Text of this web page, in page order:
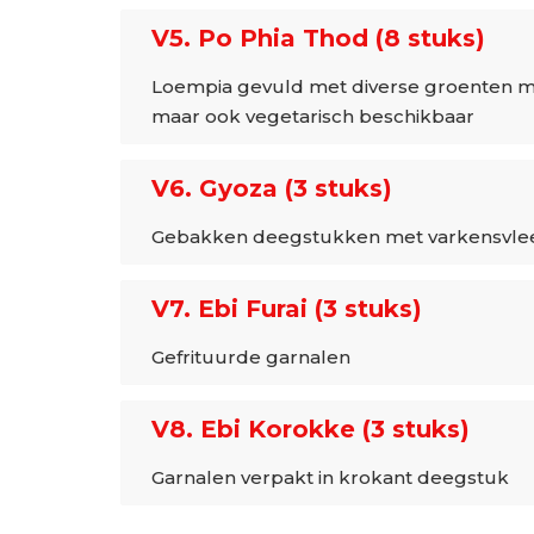
V5. Po Phia Thod (8 stuks)
Loempia gevuld met diverse groenten
maar ook vegetarisch beschikbaar
V6. Gyoza (3 stuks)
Gebakken deegstukken met
V7. Ebi Furai (3 stuks)
Gefrituurde garnalen
V8. Ebi Korokke (3 stuks)
Garnalen verpakt in krokant deegstuk